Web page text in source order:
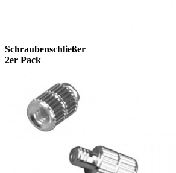
Schraubenschließer
2er Pack